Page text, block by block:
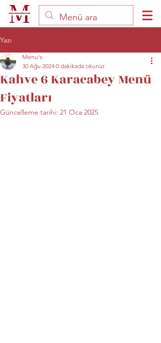
Yazı
Kahve 6 Karacabey Menü
Fiyatları
Menu's
30 Ağu 2024 0 dakikada okunur
Güncelleme tarihi: 21 Oca 2025